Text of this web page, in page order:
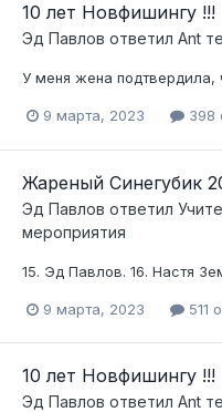
10 лет Новфишингу !!!
Эд Павлов ответил Ant
У меня жена подтвердила,
9 марта, 2023 398
Жареный Синегубик
Эд Павлов ответил
мероприятия
15. Эд Павлов. 16. Настя
9 марта, 2023 511
10 лет Новфишингу !!!
Эд Павлов ответил Ant